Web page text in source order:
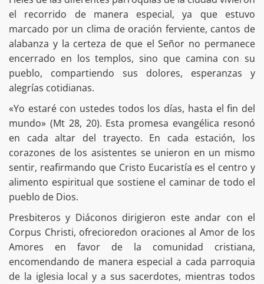
el recorrido de manera especial, ya que estuvo
marcado por un clima de oración ferviente, cantos de
alabanza y la certeza de que el Señor no permanece
encerrado en los templos, sino que camina con su
pueblo, compartiendo sus dolores, esperanzas y
alegrías cotidianas.
«Yo estaré con ustedes todos los días, hasta el fin del
mundo» (Mt 28, 20). Esta promesa evangélica resonó
en cada altar del trayecto. En cada estación, los
corazones de los asistentes se unieron en un mismo
sentir, reafirmando que Cristo Eucaristía es el centro y
alimento espiritual que sostiene el caminar de todo el
pueblo de Dios.
Presbiteros y Diáconos dirigieron este andar con el
Corpus Christi, ofrecioredon oraciones al Amor de los
Amores en favor de la comunidad cristiana,
encomendando de manera especial a cada parroquia
de la iglesia local y a sus sacerdotes, mientras todos